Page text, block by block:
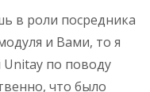
в роли посредника
и Вами, то я
по поводу
что было